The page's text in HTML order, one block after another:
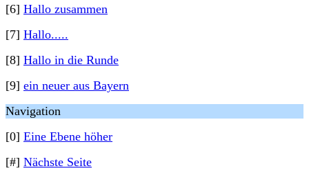
[6] Hallo zusammen
[7] Hallo.....
[8] Hallo in die Runde
[9] ein neuer aus Bayern
Navigation
[0] Eine Ebene höher
[#] Nächste Seite